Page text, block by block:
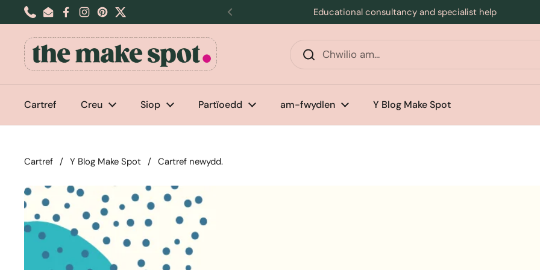
Neidio i'r cynnwys
PhoneEmailFacebook
Instagram
Pinterest
Twitter Blaenorol
Educational consultancy and specialist help
Cartref Creu Siop Partïoedd am-fwydlen Y Blog Make Spot
Cartref / Y Blog Make Spot / Cartref newydd.